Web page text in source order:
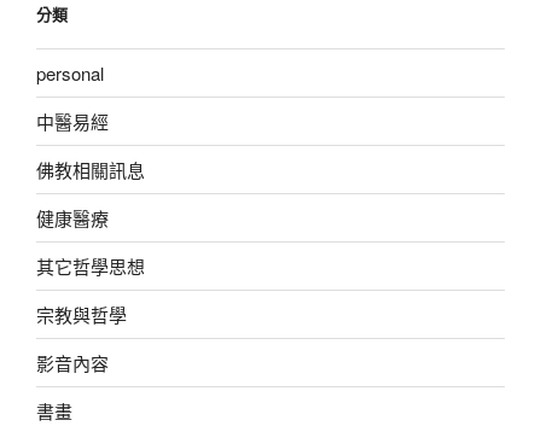
分類
personal
中醫易經
佛教相關訊息
健康醫療
其它哲學思想
宗教與哲學
影音內容
書畫